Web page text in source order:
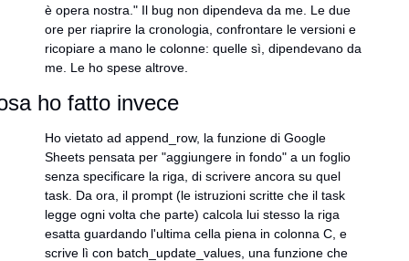
è opera nostra." Il bug non dipendeva da me. Le due
ore per riaprire la cronologia, confrontare le versioni e
ricopiare a mano le colonne: quelle sì, dipendevano da
me. Le ho spese altrove.
ho fatto invece
Ho vietato ad append_row, la funzione di Google
Sheets pensata per "aggiungere in fondo" a un foglio
senza specificare la riga, di scrivere ancora su quel
task. Da ora, il prompt (le istruzioni scritte che il task
legge ogni volta che parte) calcola lui stesso la riga
esatta guardando l'ultima cella piena in colonna C, e
scrive lì con batch_update_values, una funzione che